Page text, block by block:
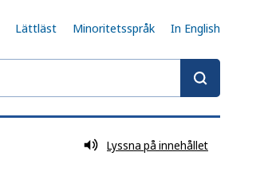
Lättläst Minoritetsspråk In English
Lyssna på innehållet